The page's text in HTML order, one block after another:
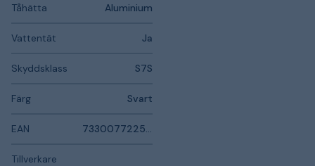
Tåhätta Aluminium
Vattentät Ja
Skyddsklass S7S
Färg Svart
EAN
Tillverkare